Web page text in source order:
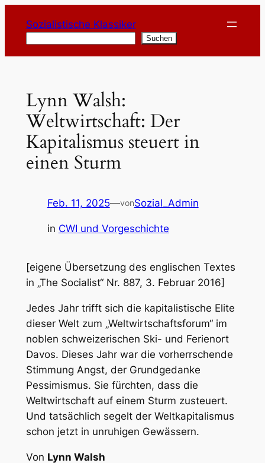
Inhalt
springen
Sozialistische Klassiker
Suchen
Lynn Walsh:
Weltwirtschaft: Der
Kapitalismus steuert in
einen Sturm
Feb. 11, 2025—vonSozial_Admin
in CWI und Vorgeschichte
[eigene Übersetzung des englischen Textes
in „The Socialist“ Nr. 887, 3. Februar 2016]
Jedes Jahr trifft sich die kapitalistische Elite
dieser Welt zum „Weltwirtschaftsforum“ im
noblen schweizerischen Ski- und Ferienort
Davos. Dieses Jahr war die vorherrschende
Stimmung Angst, der Grundgedanke
Pessimismus. Sie fürchten, dass die
Weltwirtschaft auf einem Sturm zusteuert.
Und tatsächlich segelt der Weltkapitalismus
schon jetzt in unruhigen Gewässern.
Von Lynn Walsh